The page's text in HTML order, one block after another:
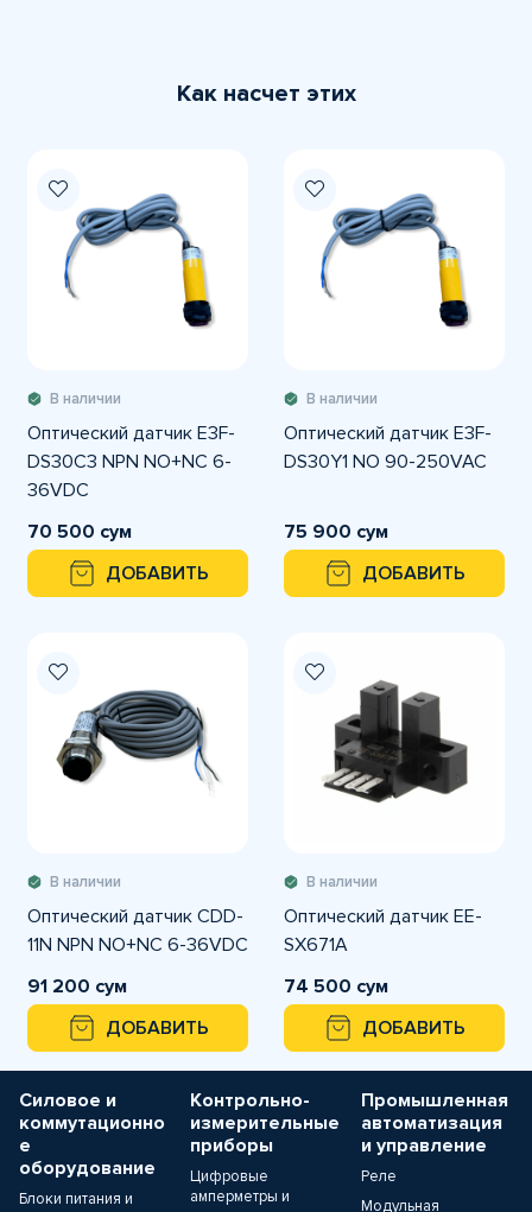
Как насчет этих
В наличии
Оптический датчик E3F-
DS30C3 NPN NO+NC 6-
36VDC
70 500 сум
ДОБАВИТЬ
В наличии
Оптический датчик E3F-
DS30Y1 NO 90-250VAC
75 900 сум
ДОБАВИТЬ
В наличии
Оптический датчик CDD-
11N NPN NO+NC 6-36VDC
91 200 сум
ДОБАВИТЬ
В наличии
Оптический датчик EE-
SX671A
74 500 сум
ДОБАВИТЬ
Силовое и
коммутационно
е
оборудование
Блоки питания и
Контрольно-
измерительные
приборы
Цифровые
амперметры и
Промышленная
автоматизация
и управление
Реле
Модульная